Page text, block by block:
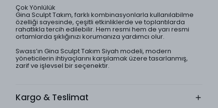
Çok Yönlülük
Gina Sculpt Takım, farklı kombinasyonlarla kullanılabilme
özelliği sayesinde, çeşitli etkinliklerde ve toplantılarda
rahatlıkla tercih edilebilir. Hem resmi hem de yarı resmi
ortamlarda şıklığınızı korumanıza yardımcı olur.
Swass’ın Gina Sculpt Takım Siyah modeli, modern
yöneticilerin ihtiyaçlarını karşılamak üzere tasarlanmış,
zarif ve işlevsel bir seçenektir.
Kargo & Teslimat